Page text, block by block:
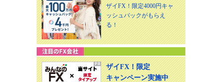
ザイFX！限定4000円キャ
ッシュバックがもらえ
る！
ザイFX！限定
キャンペーン実施中